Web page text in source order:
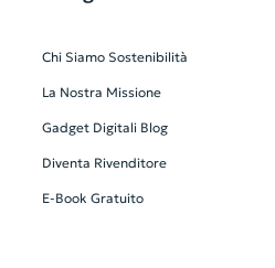
Chi Siamo Sostenibilità
La Nostra Missione
Gadget Digitali Blog
Diventa Rivenditore
E-Book Gratuito